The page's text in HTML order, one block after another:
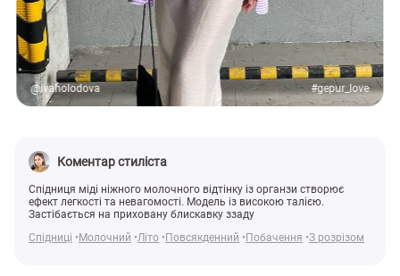
@ivaholodova #gepur_love
Коментар стиліста
Спідниця міді ніжного молочного відтінку із органзи створює
ефект легкості та невагомості. Модель із високою талією.
Застібається на приховану блискавку ззаду
Спідниці
Молочний Літо Повсякденний Побачення З розрізом